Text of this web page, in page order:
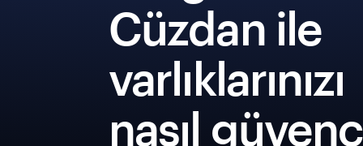
Cüzdan ile
varlıklarınızı
nasıl